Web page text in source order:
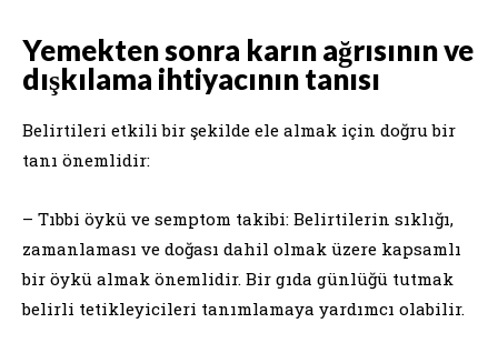
Yemekten sonra karın ağrısının ve
dışkılama ihtiyacının tanısı
Belirtileri etkili bir şekilde ele almak için doğru bir
tanı önemlidir:
– Tıbbi öykü ve semptom takibi: Belirtilerin sıklığı,
zamanlaması ve doğası dahil olmak üzere kapsamlı
bir öykü almak önemlidir. Bir gıda günlüğü tutmak
belirli tetikleyicileri tanımlamaya yardımcı olabilir.